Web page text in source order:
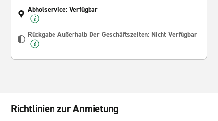
Abholservice: Verfügbar
Rückgabe Außerhalb Der Geschäftszeiten: Nicht Verfügbar
Richtlinien zur Anmietung